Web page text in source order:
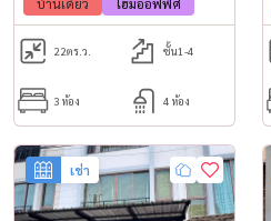
22ตร.ว. ชั้น1-4
3 ห้อง 4 ห้อง
เช่า